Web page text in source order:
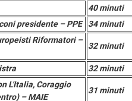
40 minuti
presidente – PPE
34 minuti
Riformatori –
32 minuti
32 minuti
L'Italia, Coraggio
– MAIE
31 minuti